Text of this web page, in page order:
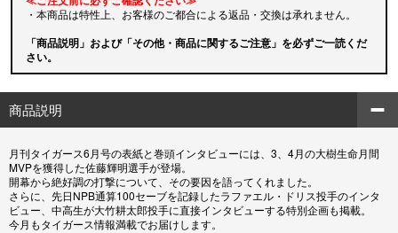
・本商品は特性上、お客様のご都合による返品・交換は承れません。
「商品説明」および「その他・商品に関するご注意」を必ずご一読くだ
さい。
商品説明
月刊タイガース6月号の表紙と巻頭インタビューには、3、4月の大樹生命月間
MVPを獲得した佐藤輝明選手が登場。
開幕から絶好調の打撃について、その要因を語ってくれました。
さらに、先日NPB通算100セーブを記録したラファエル・ドリス投手のインタ
ビュー、中高生が大竹耕太郎投手に直接インタビューする特別企画も掲載。
今月もタイガース情報満載でお届けします。